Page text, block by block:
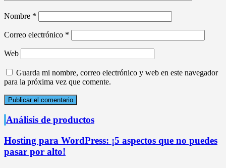
Nombre *
Correo electrónico *
Web
Guarda mi nombre, correo electrónico y web en este navegador
para la próxima vez que comente.
Análisis de productos
Hosting para WordPress: ¡5 aspectos que no puedes
pasar por alto!